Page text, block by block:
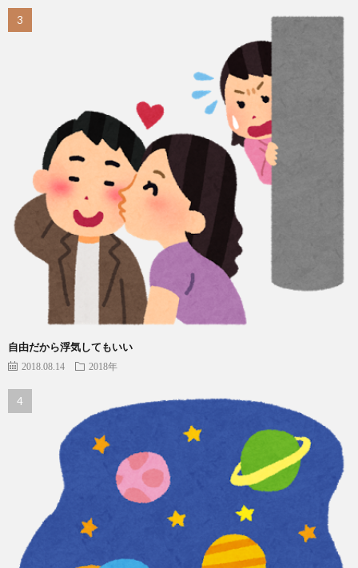
自由だから浮気してもいい
2018.08.14 2018年